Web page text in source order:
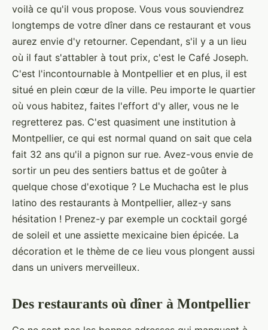
voilà ce qu'il vous propose. Vous vous souviendrez
longtemps de votre dîner dans ce restaurant et vous
aurez envie d'y retourner. Cependant, s'il y a un lieu
où il faut s'attabler à tout prix, c'est le Café Joseph.
C'est l'incontournable à Montpellier et en plus, il est
situé en plein cœur de la ville. Peu importe le quartier
où vous habitez, faites l'effort d'y aller, vous ne le
regretterez pas. C'est quasiment une institution à
Montpellier, ce qui est normal quand on sait que cela
fait 32 ans qu'il a pignon sur rue. Avez-vous envie de
sortir un peu des sentiers battus et de goûter à
quelque chose d'exotique ? Le Muchacha est le plus
latino des restaurants à Montpellier, allez-y sans
hésitation ! Prenez-y par exemple un cocktail gorgé
de soleil et une assiette mexicaine bien épicée. La
décoration et le thème de ce lieu vous plongent aussi
dans un univers merveilleux.
Des restaurants où dîner à Montpellier